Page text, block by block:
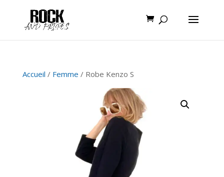
Accueil / Femme / Robe Kenzo S